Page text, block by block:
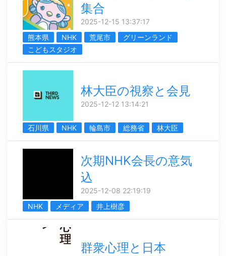
集合
2025-12-15 13:37:17
熊本県
NHK 荒尾市
グリーンランド
こどもスタジオ
林大臣の視察と会見
2025-12-12 13:14:21
石川県 NHK 輪島市 総務省 林大臣
次期NHK会長の意気
込
2025-12-08 22:19:19
NHK
メディア 井上樹彦
群衆心理と日本